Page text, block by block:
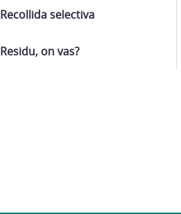
Recollida selectiva
Residu, on vas?